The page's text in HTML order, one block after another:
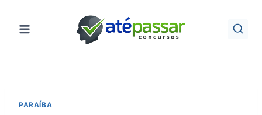
para
PARAÍBA